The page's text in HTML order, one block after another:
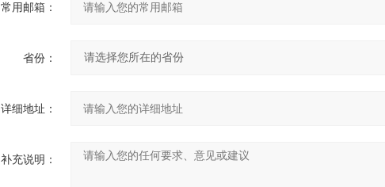
常用邮箱：
省份：
详细地址：
补充说明：